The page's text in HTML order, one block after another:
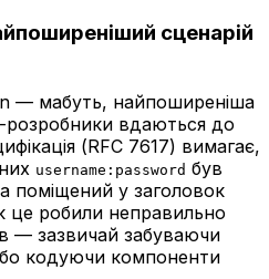
сценарій
— мабуть, найпоширеніша
розробники вдаються до
(RFC 7617) вимагає,
username:password був
поміщений у заголовок
це робили неправильно
— зазвичай забуваючи
кодуючи компоненти